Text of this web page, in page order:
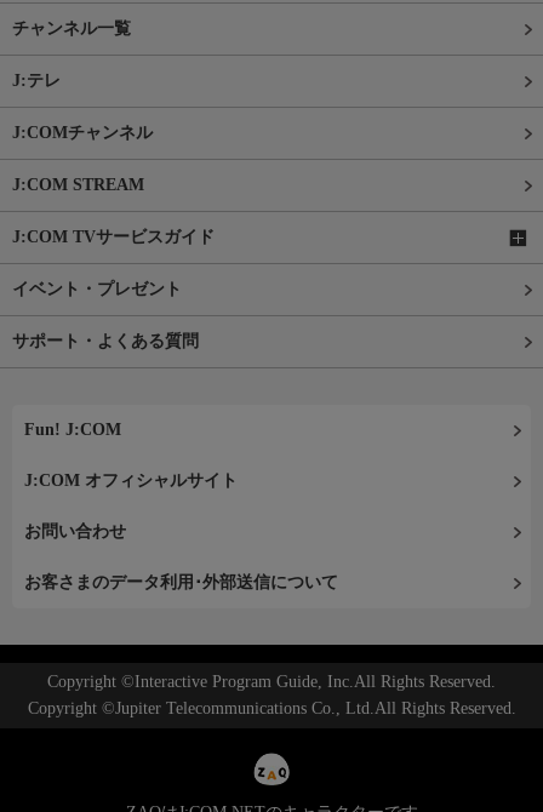
チャンネル一覧
J:テレ
J:COMチャンネル
J:COM STREAM
J:COM TVサービスガイド
イベント・プレゼント
サポート・よくある質問
Fun! J:COM
J:COM オフィシャルサイト
お問い合わせ
お客さまのデータ利用･外部送信について
Copyright ©Interactive Program Guide, Inc.All Rights Reserved.
Copyright ©Jupiter Telecommunications Co., Ltd.All Rights Reserved.